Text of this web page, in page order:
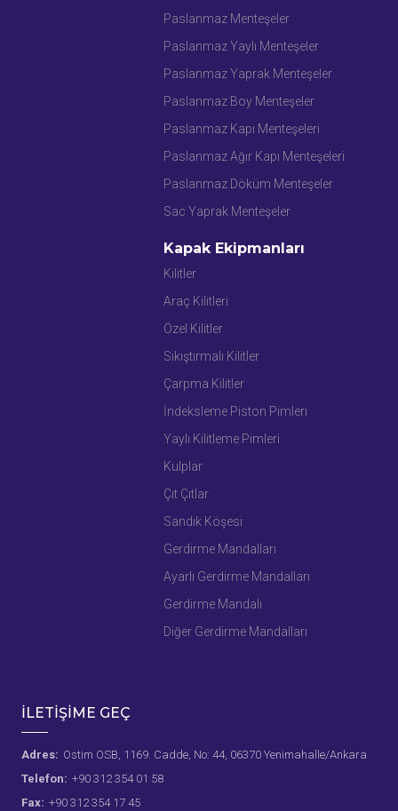
Paslanmaz Menteşeler
Paslanmaz Yaylı Menteşeler
Paslanmaz Yaprak Menteşeler
Paslanmaz Boy Menteşeler
Paslanmaz Kapı Menteşeleri
Paslanmaz Ağır Kapı Menteşeleri
Paslanmaz Döküm Menteşeler
Sac Yaprak Menteşeler
Kapak Ekipmanları
Kilitler
Araç Kilitleri
Özel Kilitler
Sıkıştırmalı Kilitler
Çarpma Kilitler
İndeksleme Piston Pimleri
Yaylı Kilitleme Pimleri
Kulplar
Çıt Çıtlar
Sandık Köşesi
Gerdirme Mandalları
Ayarlı Gerdirme Mandalları
Gerdirme Mandalı
Diğer Gerdirme Mandalları
İLETİŞİME GEÇ
Adres: Ostim OSB, 1169. Cadde, No: 44, 06370 Yenimahalle/Ankara
Telefon: +90 312 354 01 58
Fax: +90 312 354 17 45